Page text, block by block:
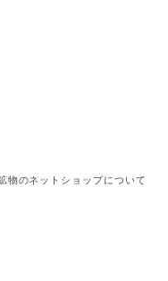
物のネットショップについて